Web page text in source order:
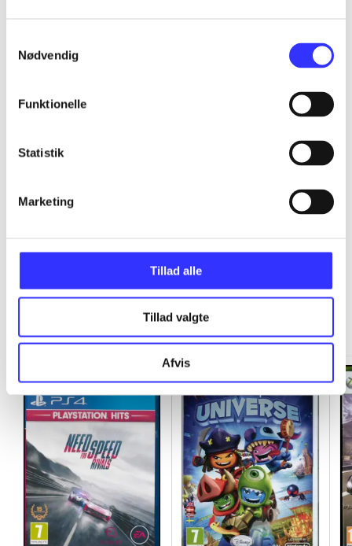
Nødvendig
Funktionelle
Statistik
Marketing
Tillad alle
Tillad valgte
Afvis
...
...